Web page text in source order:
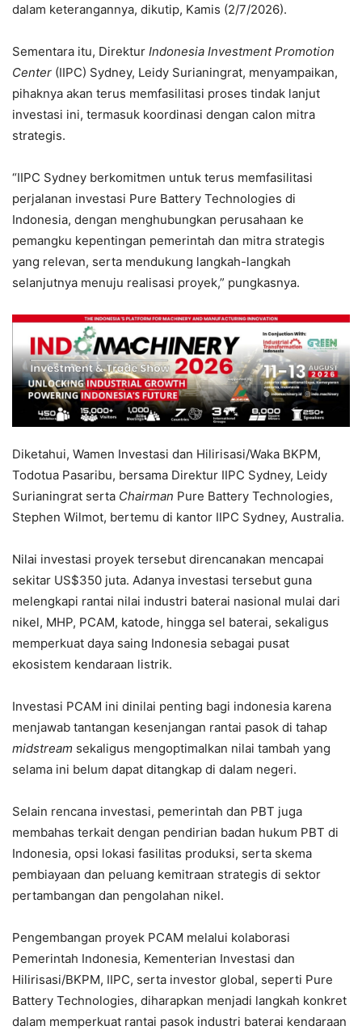
dalam keterangannya, dikutip, Kamis (2/7/2026).
Sementara itu, Direktur Indonesia Investment Promotion
Center (IIPC) Sydney, Leidy Surianingrat, menyampaikan,
pihaknya akan terus memfasilitasi proses tindak lanjut
investasi ini, termasuk koordinasi dengan calon mitra
strategis.
“IIPC Sydney berkomitmen untuk terus memfasilitasi
perjalanan investasi Pure Battery Technologies di
Indonesia, dengan menghubungkan perusahaan ke
pemangku kepentingan pemerintah dan mitra strategis
yang relevan, serta mendukung langkah-langkah
selanjutnya menuju realisasi proyek,” pungkasnya.
Diketahui, Wamen Investasi dan Hilirisasi/Waka BKPM,
Todotua Pasaribu, bersama Direktur IIPC Sydney, Leidy
Surianingrat serta Chairman Pure Battery Technologies,
Stephen Wilmot, bertemu di kantor IIPC Sydney, Australia.
Nilai investasi proyek tersebut direncanakan mencapai
sekitar US$350 juta. Adanya investasi tersebut guna
melengkapi rantai nilai industri baterai nasional mulai dari
nikel, MHP, PCAM, katode, hingga sel baterai, sekaligus
memperkuat daya saing Indonesia sebagai pusat
ekosistem kendaraan listrik.
Investasi PCAM ini dinilai penting bagi indonesia karena
menjawab tantangan kesenjangan rantai pasok di tahap
midstream sekaligus mengoptimalkan nilai tambah yang
selama ini belum dapat ditangkap di dalam negeri.
Selain rencana investasi, pemerintah dan PBT juga
membahas terkait dengan pendirian badan hukum PBT di
Indonesia, opsi lokasi fasilitas produksi, serta skema
pembiayaan dan peluang kemitraan strategis di sektor
pertambangan dan pengolahan nikel.
Pengembangan proyek PCAM melalui kolaborasi
Pemerintah Indonesia, Kementerian Investasi dan
Hilirisasi/BKPM, IIPC, serta investor global, seperti Pure
Battery Technologies, diharapkan menjadi langkah konkret
dalam memperkuat rantai pasok industri baterai kendaraan